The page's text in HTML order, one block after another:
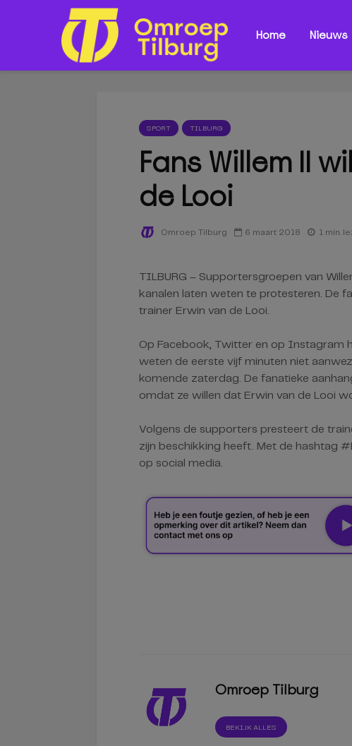
Home Nieuws
SPORT TILBURG
Fans Willem II
de Looi
Omroep Tilburg 6 maart 2018 1 min.
TILBURG – Supportersgroepen van
kanalen laten weten te protesteren. De
trainer Erwin van de Looi.
Op Facebook, Twitter en op Instagram
weten de eerste vijf minuten niet
komende zaterdag. De fanatieke
omdat ze willen dat Erwin van de Looi
Volgens de supporters presteert de
zijn beschikking heeft. Met de hashtag
op social media.
Omroep Tilburg
BEKIJK ALLES